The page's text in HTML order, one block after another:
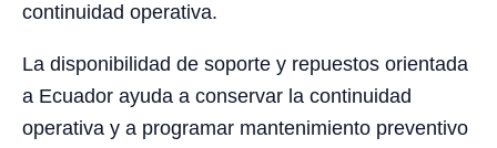
continuidad operativa.
La disponibilidad de soporte y repuestos orientada
a Ecuador ayuda a conservar la continuidad
operativa y a programar mantenimiento preventivo